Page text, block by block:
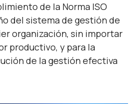
de la Norma ISO
del sistema de gestión de
organización, sin importar
productivo, y para la
de la gestión efectiva